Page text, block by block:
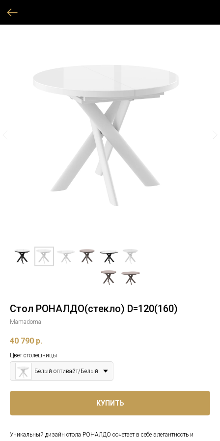
Стол РОНАЛДО(стекло) D=120(160)
Mamadoma
40 790 р.
Цвет столешницы
Белый оптивайт/Белый
КУПИТЬ
Уникальный дизайн стола РОНАЛДО сочетает в себе элегантность и